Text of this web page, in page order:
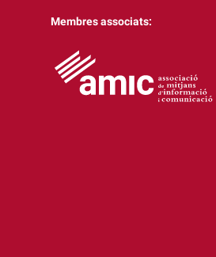
Membres associats: